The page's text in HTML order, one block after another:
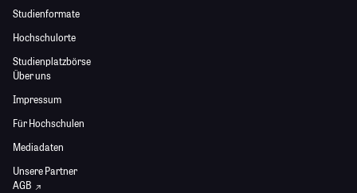
Studienformate
Hochschulorte
Studienplatzbörse
Über uns
Impressum
Für Hochschulen
Mediadaten
Unsere Partner
AGB